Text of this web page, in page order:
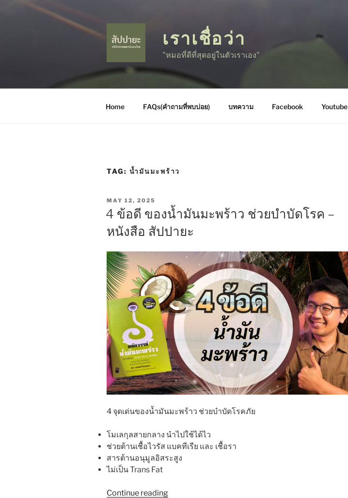
เราเชื่อว่า
"หมอที่ดีที่สุดอยู่ในตัวเราเอง"
Home FAQs(คำถามที่พบบ่อย) บทความ Facebook Youtube
TAG: น้ำมันมะพร้าว
POSTED
ON
MAY 12, 2025
4 ข้อดี ของน้ำมันมะพร้าว ช่วยบำบัดโรค –
หนังสือ สัปปายะ
4 จุดเด่นของน้ำมันมะพร้าว ช่วยบำบัดโรคภัย
โมเลกุลสายกลาง นำไปใช้ได้ไว
ช่วยต้านเชื้อไวรัส แบคทีเรีย และ เชื้อรา
สารต้านอนุมูลอิสระสูง
ไม่เป็น Trans Fat
Continue reading“4